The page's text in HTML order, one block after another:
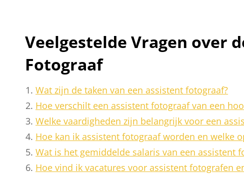
Veelgestelde Vragen over
Fotograaf
Wat zijn de taken van een assistent fotograaf?
Hoe verschilt een assistent fotograaf van een
Welke vaardigheden zijn belangrijk voor een
Hoe kan ik assistent fotograaf worden en welke
Wat is het gemiddelde salaris van een assistent
Hoe vind ik vacatures voor assistent fotografen